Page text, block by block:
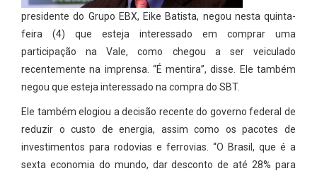
presidente do Grupo EBX, Eike Batista, negou nesta quinta-
feira (4) que esteja interessado em comprar uma
participação na Vale, como chegou a ser veiculado
recentemente na imprensa. “É mentira”, disse. Ele também
negou que esteja interessado na compra do SBT.
Ele também elogiou a decisão recente do governo federal de
reduzir o custo de energia, assim como os pacotes de
investimentos para rodovias e ferrovias. “O Brasil, que é a
sexta economia do mundo, dar desconto de até 28% para